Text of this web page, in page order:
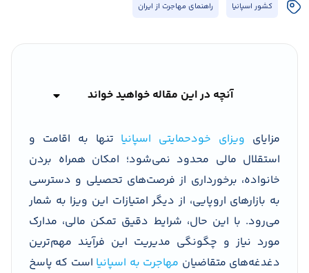
کشور اسپانیا راهنمای مهاجرت از ایران
آنچه در این مقاله خواهید خواند
مزایای ویزای خودحمایتی اسپانیا تنها به اقامت و
استقلال مالی محدود نمی‌شود؛ امکان همراه بردن
خانواده، برخورداری از فرصت‌های تحصیلی و دسترسی
به بازارهای اروپایی، از دیگر امتیازات این ویزا به شمار
می‌رود. با این حال، شرایط دقیق تمکن مالی، مدارک
مورد نیاز و چگونگی مدیریت این فرآیند مهم‌ترین
دغدغه‌های متقاضیان مهاجرت به اسپانیا است که پاسخ